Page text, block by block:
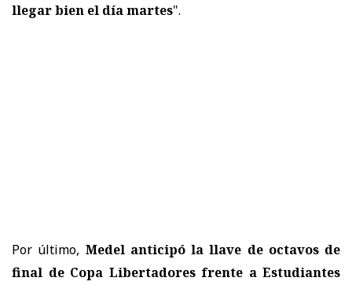
llegar bien el día martes".
Por último, Medel anticipó la llave de octavos de
final de Copa Libertadores frente a Estudiantes